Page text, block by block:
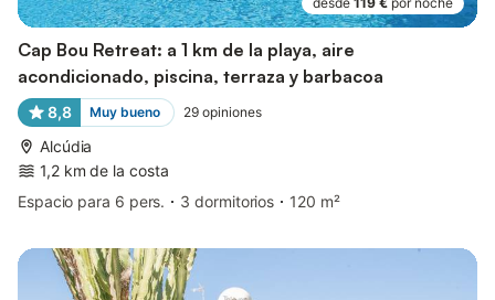
Cap Bou Retreat: a 1 km de la playa, aire
acondicionado, piscina, terraza y barbacoa
8,8 Muy bueno 29 opiniones
Alcúdia
1,2 km de la costa
Espacio para 6 pers.
3 dormitorios 120 m²